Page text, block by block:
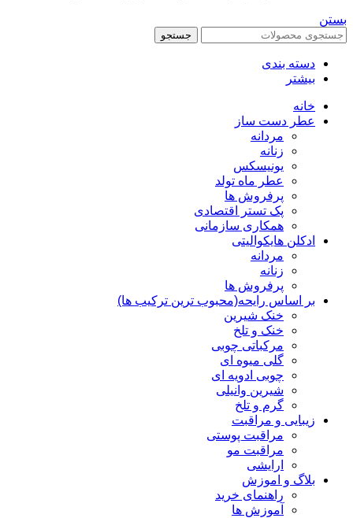
بستن
جستجو
دسته بندی
بیشتر
خانه
عطر دست ساز
مردانه
زنانه
یونیسکس
عطر ماه تولد
پرفروش ها
پک تستر اقتصادی
همکاری سازمانی
ادکلن هایکوالیتی
مردانه
زنانه
پرفروش ها
بر اساس رایحه(محبوب ترین ترکیب ها)
خنک شیرین
خنک و تلخ
مرکباتی چوبی
گلی میوه ای
چوبی ادویه ای
شیرین وانیلی
گرم و تلخ
زیبایی و مراقبت
مراقبت پوستی
مراقبت مو
ارایشی
بلاگ و اموزش
راهنمای خرید
آموزش ها